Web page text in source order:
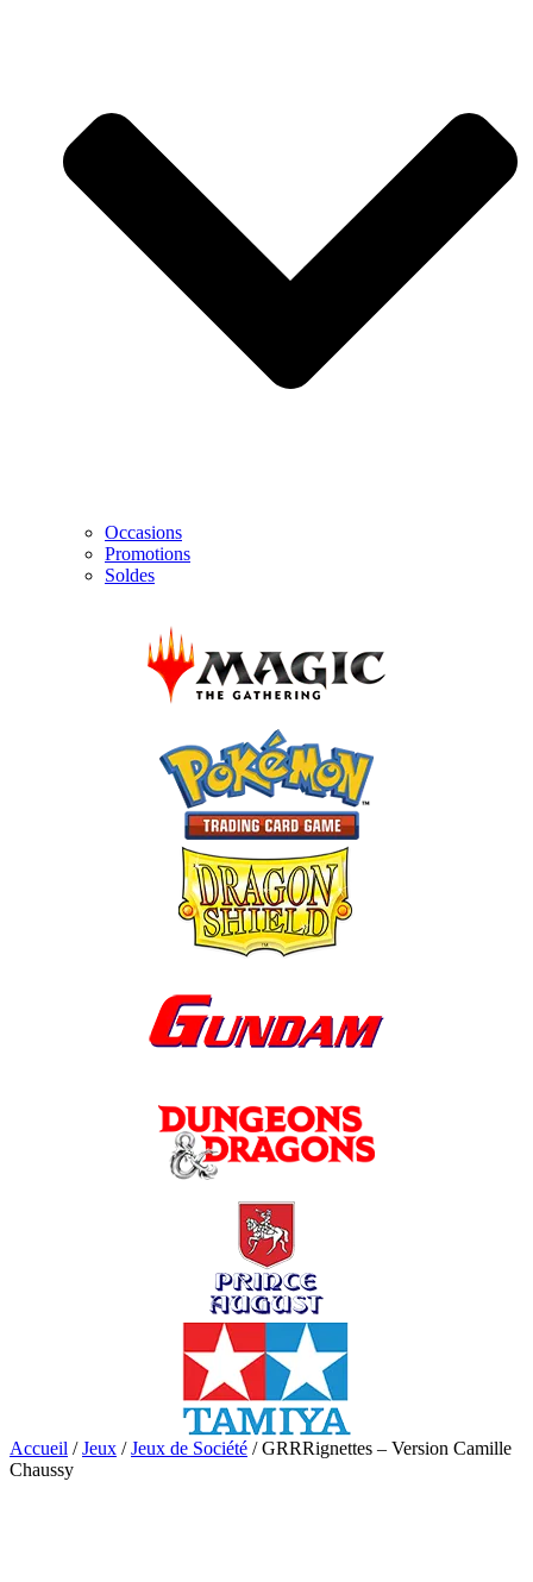
Occasions
Promotions
Soldes
Accueil /Jeux /Jeux de Société / GRRRignettes – Version Camille
Chaussy